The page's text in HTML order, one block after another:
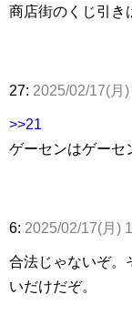
商店街のくじ引き
27: 2025/02/17(月
>>21
ゲーセンはゲーセ
6: 2025/02/17(月)
合法じゃないぞ。
いだけだぞ。